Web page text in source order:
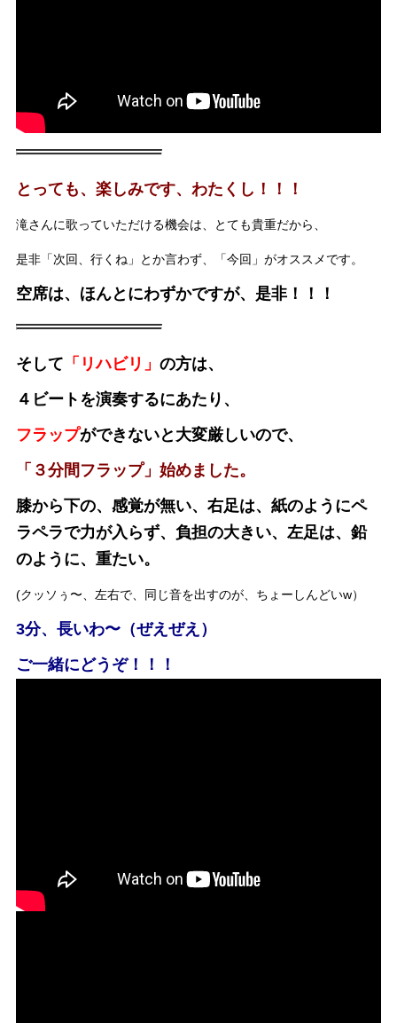
とっても、楽しみです、わたくし！！！
滝さんに歌っていただける機会は、とても貴重だから、
是非「次回、行くね」とか言わず、「今回」がオススメです。
空席は、ほんとにわずかですが、是非！！！
そして 「リハビリ」 の方は、
４ビートを演奏するにあたり、
フラップができないと大変厳しいので、
「３分間フラップ」始めました。
膝から下の、感覚が無い、右足は、紙のようにペ
ラペラで力が入らず、 負担の大きい、左足は、鉛
のように、重たい。
(クッソぅ〜、左右で、同じ音を出すのが、ちょーしんどいw）
3分、長いわ〜（ぜえぜえ）
ご一緒にどうぞ！！！